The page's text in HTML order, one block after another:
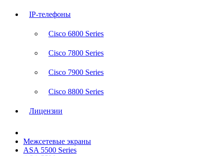
IP-телефоны
Cisco 6800 Series
Cisco 7800 Series
Cisco 7900 Series
Cisco 8800 Series
Лицензии
Межсетевые экраны
ASA 5500 Series